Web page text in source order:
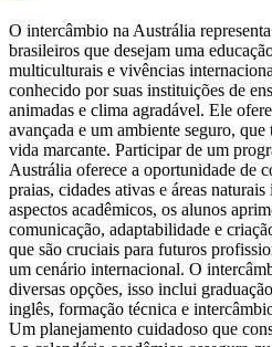
O intercâmbio na Austrália
brasileiros que desejam uma
multiculturais e vivências
conhecido por suas instituições de
animadas e clima agradável. Ele
avançada e um ambiente seguro,
vida marcante. Participar de um
Austrália oferece a oportunidade de
praias, cidades ativas e áreas
aspectos acadêmicos, os alunos
comunicação, adaptabilidade e
que são cruciais para futuros
um cenário internacional. O
diversas opções, isso inclui
inglês, formação técnica e
Um planejamento cuidadoso que